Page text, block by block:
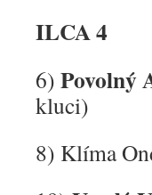
ILCA 4
6) Povolný
kluci)
8) Klíma